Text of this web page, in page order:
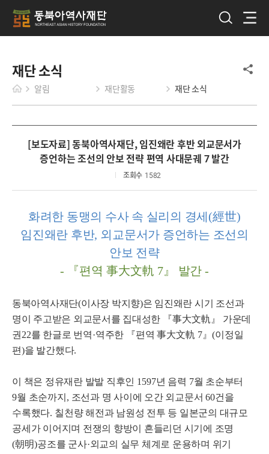
재단 소식
알림 재단활동 재단 소식
[보도자료] 동북아역사재단, 임진왜란 후반 외교문서가
증언하는 조선의 안보 전략 편역 사대문궤 7 발간
조회수 1582
화려한 동맹의 수사 속 실리의 경세 (經世)
임진왜란 후반, 외교문서가 증언하는 조선의
안보 전략
-
『편역 事大文軌 7』 발간 -
동북아역사재단(이사장 박지향)은 임진왜란 시기 조선과
명이 주고받은 외교문서를 집대성한
『事大文軌 』 가운데
권 22를 한글로 번역·역주한 『편역 事大文軌 7 』 (이정일
편)을 발간했다.
이 책은 정유재란 발발 직후인 1597년 음력 7월 초순부터
9월 초순까지 , 조선과 명 사이에 오간 외교문서 60건을
수록했다. 칠천량 해전과 남원성 전투 등 일본군의 대규모
공세가 이어지며 전쟁의 향방이 흔들리던 시기에 조명
(朝明)공조를 군사·외교의 실무 체계로 운용하며 위기